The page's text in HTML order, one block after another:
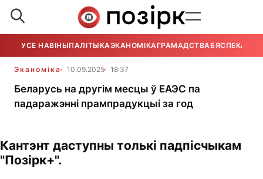
УСЕ НАВІНЫПАЛІТЫКАЭКАНОМІКАГРАМАДСТВАБЯСПЕКА
Эканоміка 10.09.2025 18:37
Беларусь на другім месцы ў ЕАЭС па
падаражэнні прампрадукцыі за год
Кантэнт даступны толькі падпісчыкам
"Позірк+".